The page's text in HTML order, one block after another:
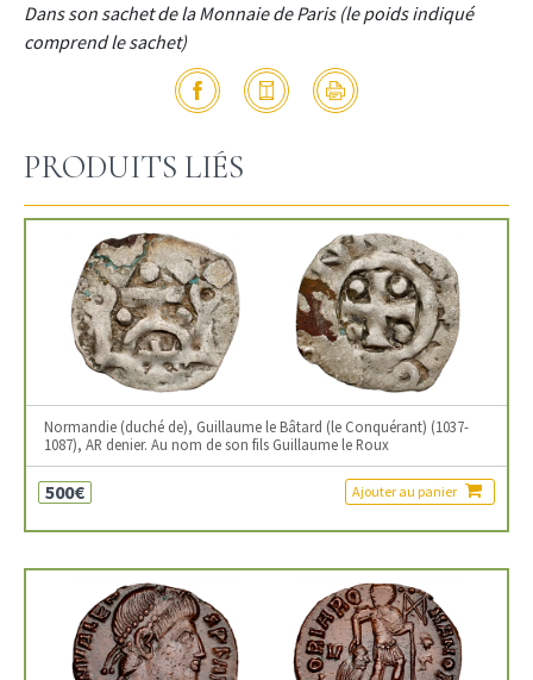
Dans son sachet de la Monnaie de Paris (le poids indiqué
comprend le sachet)
PRODUITS LIÉS
Normandie (duché de), Guillaume le Bâtard (le Conquérant) (1037-
1087), AR denier. Au nom de son fils Guillaume le Roux
500€ Ajouter au panier